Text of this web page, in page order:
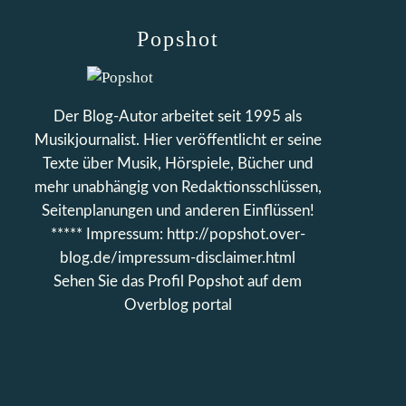
Popshot
Der Blog-Autor arbeitet seit 1995 als
Musikjournalist. Hier veröffentlicht er seine
Texte über Musik, Hörspiele, Bücher und
mehr unabhängig von Redaktionsschlüssen,
Seitenplanungen und anderen Einflüssen!
***** Impressum: http://popshot.over-
blog.de/impressum-disclaimer.html
Sehen Sie das Profil
Popshot auf dem
Overblog portal